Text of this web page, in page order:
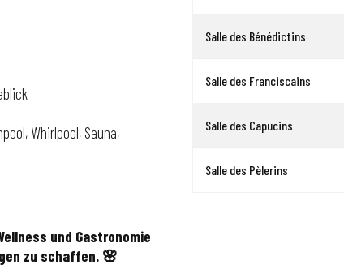
Whirlpool, Sauna,
und Gastronomie
zu schaffen. 🌸
Salle des Bénédictins
Salle des Franciscains
Salle des Capucins
Salle des Pèlerins